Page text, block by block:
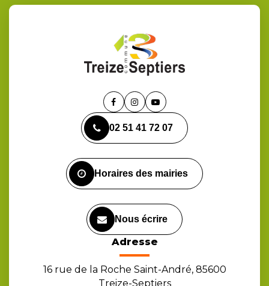
Lien
le
compte
Lien
le
compte
Lien
la
chaîne
02 51 41 72 07
Horaires des mairies
Nous écrire
Adresse
16 rue de la Roche Saint-André, 85600
Treize-Septiers